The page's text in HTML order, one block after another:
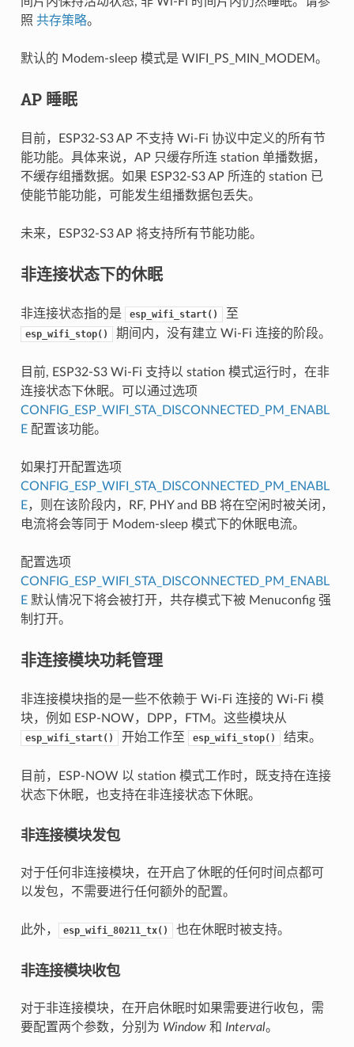
照 共存策略。
默认的 Modem-sleep 模式是 WIFI_PS_MIN_MODEM。
AP 睡眠
目前，ESP32-S3 AP 不支持 Wi-Fi 协议中定义的所有节
能功能。具体来说，AP 只缓存所连 station 单播数据，
不缓存组播数据。如果 ESP32-S3 AP 所连的 station 已
使能节能功能，可能发生组播数据包丢失。
未来，ESP32-S3 AP 将支持所有节能功能。
非连接状态下的休眠
非连接状态指的是 esp_wifi_start() 至
esp_wifi_stop() 期间内，没有建立 Wi-Fi 连接的阶段。
目前, ESP32-S3 Wi-Fi 支持以 station 模式运行时，在非
连接状态下休眠。可以通过选项
CONFIG_ESP_WIFI_STA_DISCONNECTED_PM_ENABL
E配置该功能。
如果打开配置选项
CONFIG_ESP_WIFI_STA_DISCONNECTED_PM_ENABL
E，则在该阶段内，RF, PHY and BB 将在空闲时被关闭，
电流将会等同于 Modem-sleep 模式下的休眠电流。
配置选项
CONFIG_ESP_WIFI_STA_DISCONNECTED_PM_ENABL
E默认情况下将会被打开，共存模式下被 Menuconfig 强
制打开。
非连接模块功耗管理
非连接模块指的是一些不依赖于 Wi-Fi 连接的 Wi-Fi 模
块，例如 ESP-NOW，DPP，FTM。这些模块从
esp_wifi_start() 开始工作至 esp_wifi_stop() 结束。
目前，ESP-NOW 以 station 模式工作时，既支持在连接
状态下休眠，也支持在非连接状态下休眠。
非连接模块发包
对于任何非连接模块，在开启了休眠的任何时间点都可
以发包，不需要进行任何额外的配置。
此外， esp_wifi_80211_tx() 也在休眠时被支持。
非连接模块收包
对于非连接模块，在开启休眠时如果需要进行收包，需
要配置两个参数，分别为 Window和 Interval。